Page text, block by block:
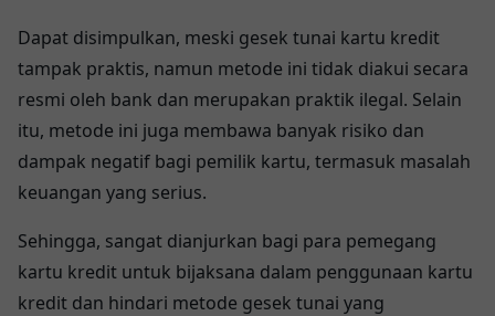
Dapat disimpulkan, meski gesek tunai kartu kredit
tampak praktis, namun metode ini tidak diakui secara
resmi oleh bank dan merupakan praktik ilegal. Selain
itu, metode ini juga membawa banyak risiko dan
dampak negatif bagi pemilik kartu, termasuk masalah
keuangan yang serius.
Sehingga, sangat dianjurkan bagi para pemegang
kartu kredit untuk bijaksana dalam penggunaan kartu
kredit dan hindari metode gesek tunai yang